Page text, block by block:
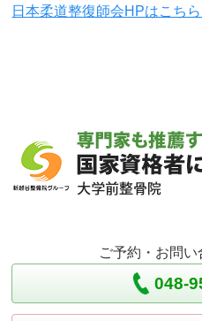
日本柔道整復師会HPはこち
ご予約・お問
048-